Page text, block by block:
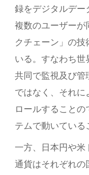
録をデジタルデー
複数のユーザーが
クチェーン」の
いる。すなわち
共同で監視及び管
ではなく、それに
ロールすること
テムで動いている
一方、日本円や
通貨はそれぞれの